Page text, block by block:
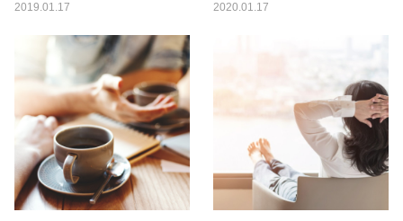
2019.01.17 2020.01.17